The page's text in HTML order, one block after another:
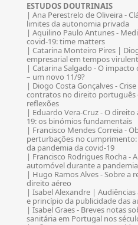
ESTUDOS DOUTRINAIS
| Ana Perestrelo de Oliveira -
limites da autonomia privada
| Aquilino Paulo Antunes -
covid-19: time matters
| Catarina Monteiro Pires |
empresarial em tempos
| Catarina Salgado - O
– um novo 11/9?
| Diogo Costa Gonçalves -
contratos no direito português
reflexões
| Eduardo Vera-Cruz - O
19: os binómios fundamentais
| Francisco Mendes Correia -
perturbações no
da pandemia da covid-19
| Francisco Rodrigues Rocha -
automóvel durante a
| Hugo Ramos Alves - Sobre a
direito aéreo
| Isabel Alexandre |
e princípio da publicidade das
| Isabel Graes - Breves notas
sanitária em Portugal nos